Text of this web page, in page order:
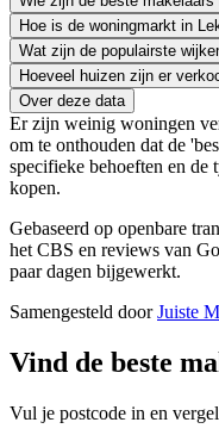
Hoe is de woningmarkt in
Wat zijn de populairste
Hoeveel huizen zijn er
Over deze data
Er zijn weinig woningen
om te onthouden dat de
specifieke behoeften en
kopen.
Gebaseerd op openbare
het CBS en reviews van
paar dagen bijgewerkt.
Samengesteld doorJuiste
Vind de beste
Vul je postcode in en